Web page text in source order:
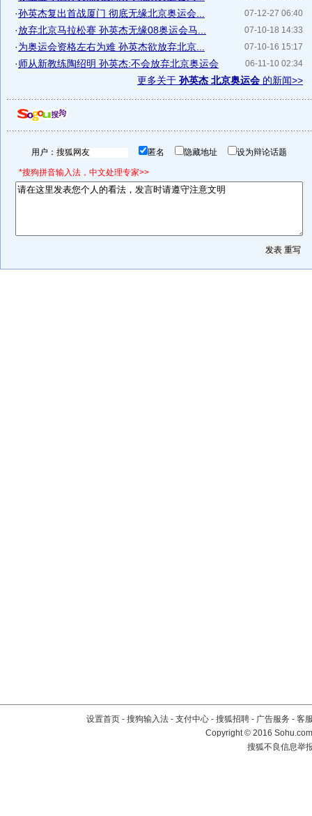
07-12-27 06:40
·孙英杰复出首战厦门 彻底无缘北京奥运会...
07-10-18 14:33
·放弃北京马拉松赛 孙英杰无缘08奥运会马...
07-10-16 15:17
·为奥运会资格左右为难 孙英杰欲放弃北京...
06-11-10 02:34
·师从新教练陶绍明 孙英杰:不会放弃北京奥运会
更多关于 孙英杰 北京奥运会 的新闻>>
用户： 匿名 隐藏地址 设为辩论话题
*搜狗拼音输入法，中文处理专家>>
设置首页 - 搜狗输入法 - 支付中心 - 搜狐招聘 - 广告服务 - 客
Copyright©2016
搜狐不良信息举